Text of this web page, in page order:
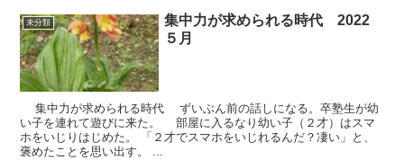
未分類
集中力が求められる時代 2022
５月
集中力が求められる時代 ずいぶん前の話しになる。卒塾生が幼
い子を連れて遊びに来た。 部屋に入るなり幼い子（２才）はスマ
ホをいじりはじめた。 「２才でスマホをいじれるんだ？凄い」と、
褒めたことを思い出す。 ...